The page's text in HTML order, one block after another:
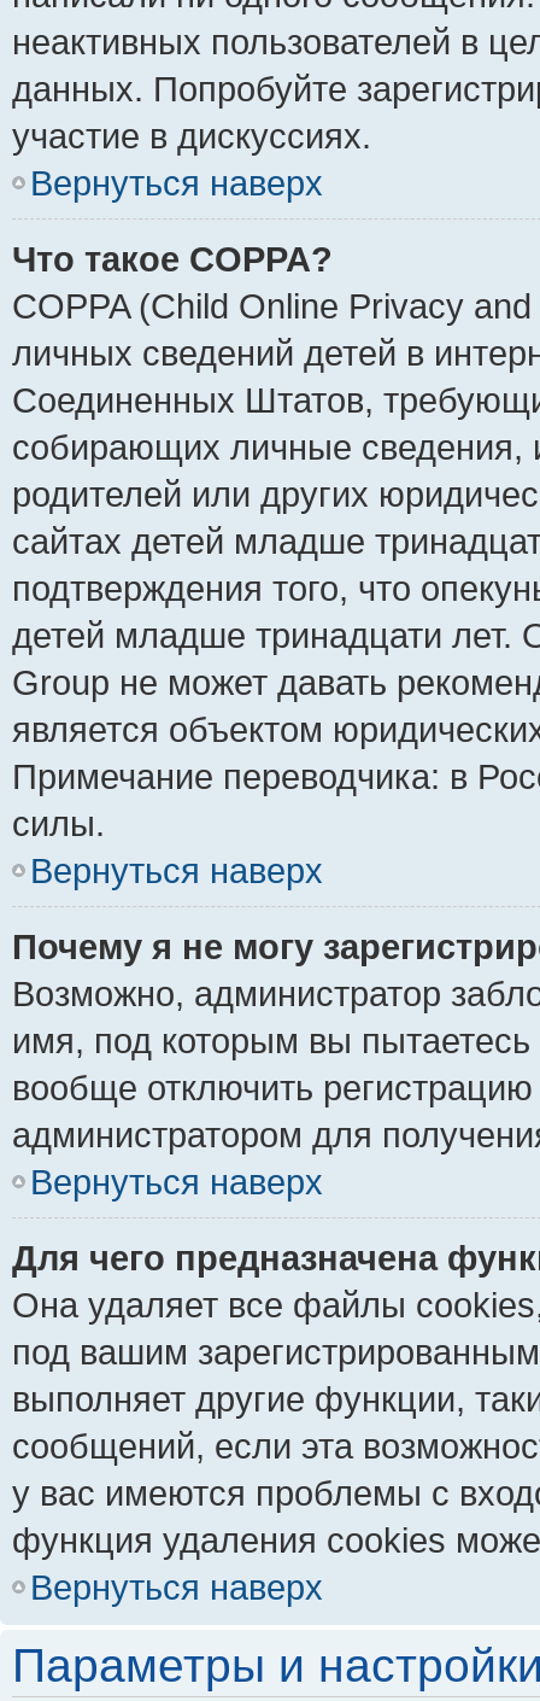
неактивных пользователей в
данных. Попробуйте
участие в дискуссиях.
Вернуться наверх
Что такое COPPA?
COPPA (Child Online Privacy
личных сведений детей в
Соединенных Штатов,
собирающих личные сведения,
родителей или других
сайтах детей младше
подтверждения того, что
детей младше тринадцати лет.
Group не может давать
является объектом
Примечание переводчика: в
силы.
Вернуться наверх
Почему я не могу
Возможно, администратор
имя, под которым вы пытаетесь
вообще отключить
администратором для
Вернуться наверх
Для чего предназначена
Она удаляет все файлы
под вашим
выполняет другие функции,
сообщений, если эта
у вас имеются проблемы с
функция удаления cookies
Вернуться наверх
Параметры и